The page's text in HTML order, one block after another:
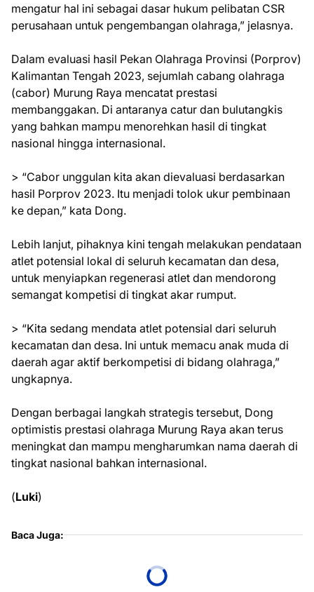
mengatur hal ini sebagai dasar hukum pelibatan CSR
perusahaan untuk pengembangan olahraga,” jelasnya.
Dalam evaluasi hasil Pekan Olahraga Provinsi (Porprov)
Kalimantan Tengah 2023, sejumlah cabang olahraga
(cabor) Murung Raya mencatat prestasi
membanggakan. Di antaranya catur dan bulutangkis
yang bahkan mampu menorehkan hasil di tingkat
nasional hingga internasional.
> “Cabor unggulan kita akan dievaluasi berdasarkan
hasil Porprov 2023. Itu menjadi tolok ukur pembinaan
ke depan,” kata Dong.
Lebih lanjut, pihaknya kini tengah melakukan pendataan
atlet potensial lokal di seluruh kecamatan dan desa,
untuk menyiapkan regenerasi atlet dan mendorong
semangat kompetisi di tingkat akar rumput.
> “Kita sedang mendata atlet potensial dari seluruh
kecamatan dan desa. Ini untuk memacu anak muda di
daerah agar aktif berkompetisi di bidang olahraga,”
ungkapnya.
Dengan berbagai langkah strategis tersebut, Dong
optimistis prestasi olahraga Murung Raya akan terus
meningkat dan mampu mengharumkan nama daerah di
tingkat nasional bahkan internasional.
(Luki)
Baca Juga: